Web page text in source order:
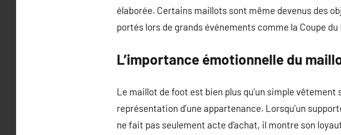
élaborée. Certains maillots sont même devenus des
portés lors de grands événements comme la Coupe
L’importance émotionnelle du
Le maillot de foot est bien plus qu’un simple vêtement
représentation d’une appartenance. Lorsqu’un
ne fait pas seulement acte d’achat, il montre son